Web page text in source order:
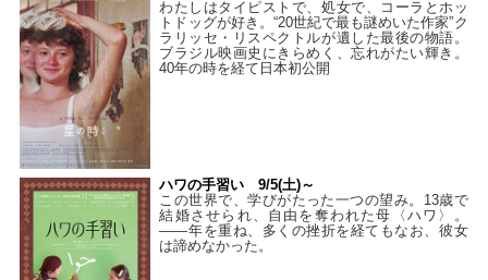
わたしはタイピストで、処⼥で、コーラとホッ
トドッグが好き。“20世紀で最も謎めいた作家”ク
ラリッセ・リスペクトルが遺した最後の物語。
ブラジル映画史にきらめく、忘れがたい輝き。
40年の時を経て⽇本初公開
ハワの手習い 9/5(土)～
この世界で、学びがたった一つの望み。13歳で
結婚させられ、自由を奪われた母〈ハワ〉。
——年を重ね、多くの挫折を経てもなお、彼女
は諦めなかった。